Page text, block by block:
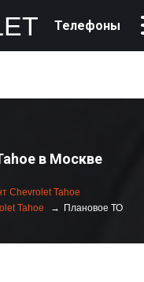
Телефоны
в Москве
Chevrolet Tahoe
Tahoe
Плановое ТО